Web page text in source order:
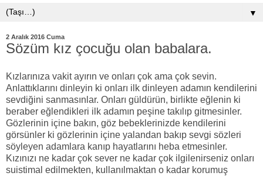
▼
2 Aralık 2016 Cuma
Sözüm kız çocuğu olan babalara.
Kızlarınıza vakit ayırın ve onları çok ama çok sevin.
Anlattıklarını dinleyin ki onları ilk dinleyen adamın kendilerini
sevdiğini sanmasınlar. Onları güldürün, birlikte eğlenin ki
beraber eğlendikleri ilk adamın peşine takılıp gitmesinler.
Gözlerinin içine bakın, göz bebeklerinizde kendilerini
görsünler ki gözlerinin içine yalandan bakıp sevgi sözleri
söyleyen adamlara kanıp hayatlarını heba etmesinler.
Kızınızı ne kadar çok sever ne kadar çok ilgilenirseniz onları
suistimal edilmekten, kullanılmaktan o kadar korumuş